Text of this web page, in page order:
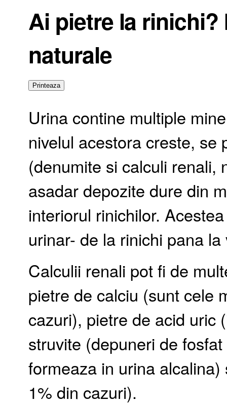
Ai pietre la
naturale
Urina contine multiple
nivelul acestora creste, se
(denumite si calculi renali,
asadar depozite dure din
interiorul rinichilor.
urinar- de la rinichi pana
Calculii renali pot fi de
pietre de calciu (sunt cele
cazuri), pietre de acid uric
struvite (depuneri de
formeaza in urina
1% din cazuri).